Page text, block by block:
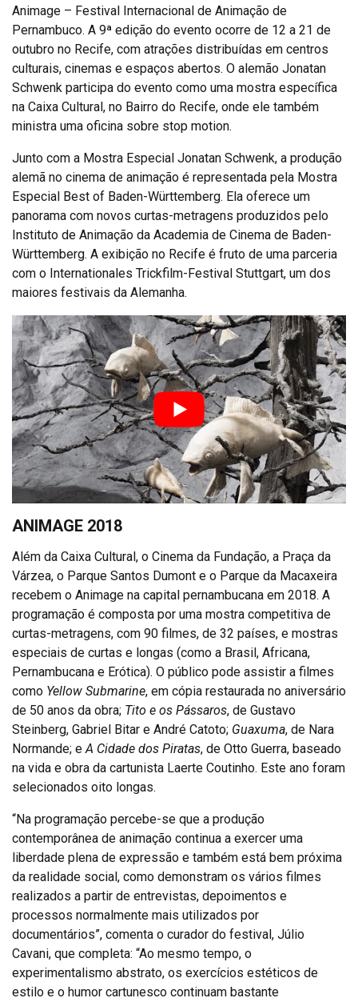
Animage – Festival Internacional de Animação de
Pernambuco. A 9ª edição do evento ocorre de 12 a 21 de
outubro no Recife, com atrações distribuídas em centros
culturais, cinemas e espaços abertos. O alemão Jonatan
Schwenk participa do evento como uma mostra específica
na Caixa Cultural, no Bairro do Recife, onde ele também
ministra uma oficina sobre stop motion.
Junto com a Mostra Especial Jonatan Schwenk, a produção
alemã no cinema de animação é representada pela Mostra
Especial Best of Baden-Württemberg. Ela oferece um
panorama com novos curtas-metragens produzidos pelo
Instituto de Animação da Academia de Cinema de Baden-
Württemberg. A exibição no Recife é fruto de uma parceria
com o Internationales Trickfilm-Festival Stuttgart, um dos
maiores festivais da Alemanha.
ANIMAGE 2018
Além da Caixa Cultural, o Cinema da Fundação, a Praça da
Várzea, o Parque Santos Dumont e o Parque da Macaxeira
recebem o Animage na capital pernambucana em 2018. A
programação é composta por uma mostra competitiva de
curtas-metragens, com 90 filmes, de 32 países, e mostras
especiais de curtas e longas (como a Brasil, Africana,
Pernambucana e Erótica). O público pode assistir a filmes
como Yellow Submarine, em cópia restaurada no aniversário
de 50 anos da obra; Tito e os Pássaros, de Gustavo
Steinberg, Gabriel Bitar e André Catoto; Guaxuma, de Nara
Normande; e A Cidade dos Piratas, de Otto Guerra, baseado
na vida e obra da cartunista Laerte Coutinho. Este ano foram
selecionados oito longas.
“Na programação percebe-se que a produção
contemporânea de animação continua a exercer uma
liberdade plena de expressão e também está bem próxima
da realidade social, como demonstram os vários filmes
realizados a partir de entrevistas, depoimentos e
processos normalmente mais utilizados por
documentários”, comenta o curador do festival, Júlio
Cavani, que completa: “Ao mesmo tempo, o
experimentalismo abstrato, os exercícios estéticos de
estilo e o humor cartunesco continuam bastante